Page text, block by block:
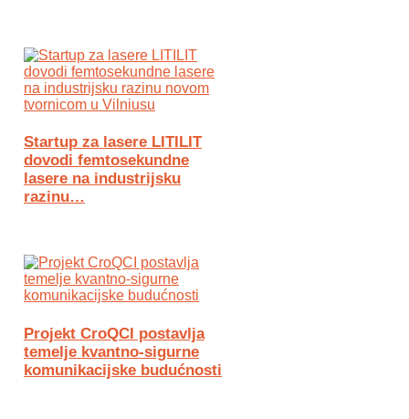
Startup za lasere LITILIT
dovodi femtosekundne
lasere na industrijsku
razinu…
Projekt CroQCI postavlja
temelje kvantno-sigurne
komunikacijske budućnosti